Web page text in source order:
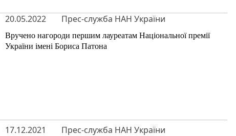
20.05.2022 Прес-служба НАН України
Вручено нагороди першим лауреатам Національної премії
України імені Бориса Патона
17.12.2021 Прес-служба НАН України